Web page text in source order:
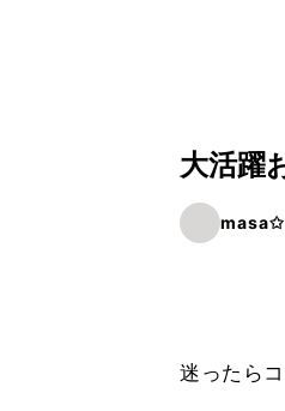
大活躍
迷ったら